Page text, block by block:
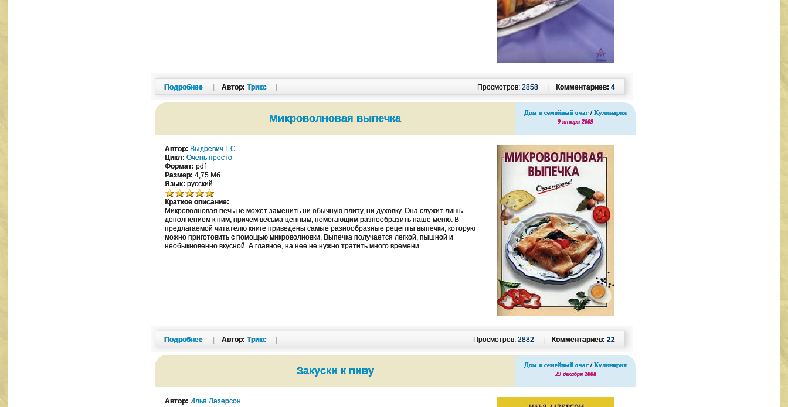
Подробнее | Автор:Трикс | Комментариев: 4
Просмотров: 2858 |
Микроволновая выпечка Дом и семейный очаг /Кулинария
9 января 2009
Автор: Выдревич Г.С.
Цикл: Очень просто -
Формат: pdf
Размер: 4,75 Мб
Язык: русский
Краткое описание:
Микроволновая печь не может заменить ни обычную плиту, ни духовку. Она служит лишь
дополнением к ним, причем весьма ценным, помогающим разнообразить наше меню. В
предлагаемой читателю книге приведены самые разнообразные рецепты выпечки, которую
можно приготовить с помощью микроволновки. Выпечка получается легкой, пышной и
необыкновенно вкусной. А главное, на нее не нужно тратить много времени.
Подробнее | Автор:Трикс | Комментариев: 22
Просмотров: 2882 |
Закуски к пиву Дом и семейный очаг /Кулинария
29 декабря 2008
Автор: Илья Лазерсон